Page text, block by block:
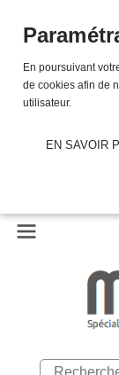
En poursuivant
de cookies afin de
utilisateur.
EN SAVOIR